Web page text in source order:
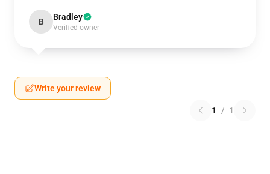
B Bradley
Verified owner
Write your review
1 / 1